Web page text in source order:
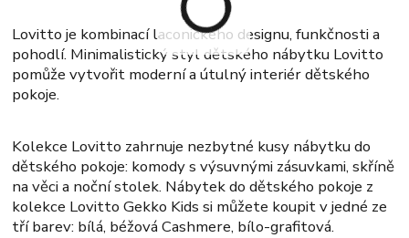
Lovitto je kombinací laconického designu, funkčnosti a
pohodlí. Minimalistický styl dětského nábytku Lovitto
pomůže vytvořit moderní a útulný interiér dětského
pokoje.
Kolekce Lovitto zahrnuje nezbytné kusy nábytku do
dětského pokoje: komody s výsuvnými zásuvkami, skříně
na věci a noční stolek. Nábytek do dětského pokoje z
kolekce Lovitto Gekko Kids si můžete koupit v jedné ze
tří barev: bílá, béžová Cashmere, bílo-grafitová.